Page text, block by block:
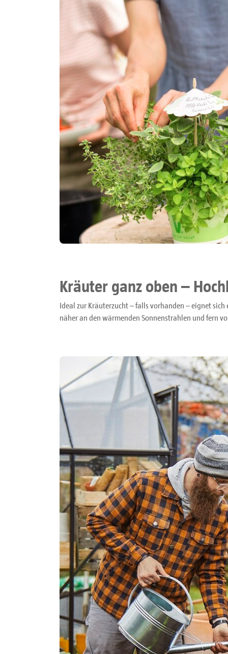
Kräuter ganz oben –
Ideal zur Kräuterzucht – falls vorhanden – eignet
näher an den wärmenden Sonnenstrahlen und fern